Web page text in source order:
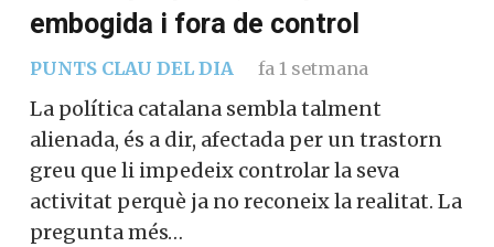
embogida i fora de control
PUNTS CLAU DEL DIA fa 1 setmana
La política catalana sembla talment
alienada, és a dir, afectada per un trastorn
greu que li impedeix controlar la seva
activitat perquè ja no reconeix la realitat. La
pregunta més…